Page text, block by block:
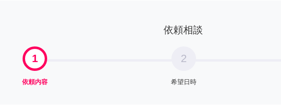
依頼相談
1
依頼内容
2
希望日時